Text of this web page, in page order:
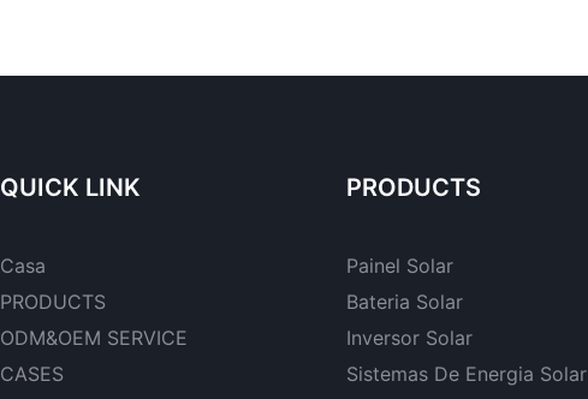
QUICK LINK
Casa
PRODUCTS
ODM&OEM SERVICE
CASES
PRODUCTS
Painel Solar
Bateria Solar
Inversor Solar
Sistemas De Energia Solar